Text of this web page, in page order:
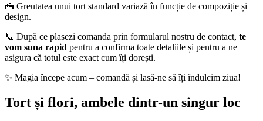
🍰 Greutatea unui tort standard variază în funcție de compoziție și
design.
📞 După ce plasezi comanda prin formularul nostru de contact, te
vom suna rapid pentru a confirma toate detaliile și pentru a ne
asigura că totul este exact cum îți dorești.
✨ Magia începe acum – comandă și lasă-ne să îți îndulcim ziua!
Tort și flori, ambele dintr-un singur loc